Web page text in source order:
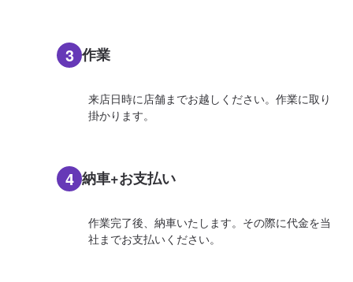
3 作業
来店日時に店舗までお越しください。作業に取り
掛かります。
4 納車+お支払い
作業完了後、納車いたします。その際に代金を当
社までお支払いください。